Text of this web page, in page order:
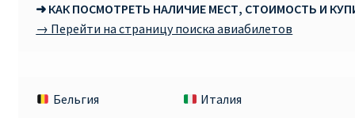
➜ КАК ПОСМОТРЕТЬ НАЛИЧИЕ МЕСТ, СТОИМОСТЬ И
→ Перейти на страницу поиска авиабилетов
Бельгия
Италия